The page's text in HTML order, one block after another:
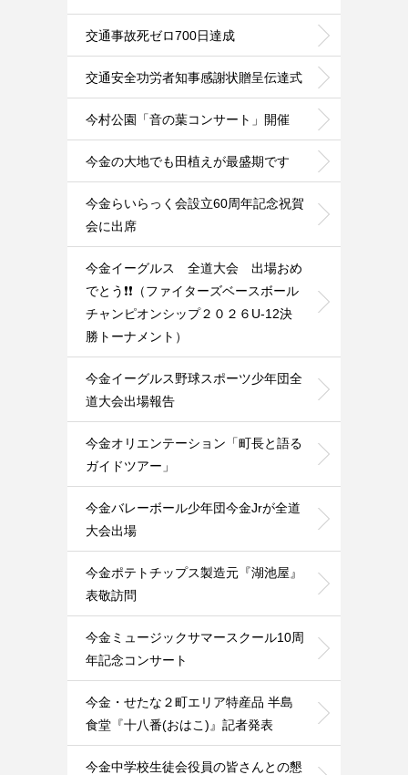
交通事故死ゼロ700日達成
交通安全功労者知事感謝状贈呈伝達式
今村公園「音の葉コンサート」開催
今金の大地でも田植えが最盛期です
今金らいらっく会設立60周年記念祝賀
会に出席
今金イーグルス 全道大会 出場おめ
でとう❗️❗️（ファイターズベースボール
チャンピオンシップ２０２６U-12決
勝トーナメント）
今金イーグルス野球スポーツ少年団全
道大会出場報告
今金オリエンテーション「町長と語る
ガイドツアー」
今金バレーボール少年団今金Jrが全道
大会出場
今金ポテトチップス製造元『湖池屋』
表敬訪問
今金ミュージックサマースクール10周
年記念コンサート
今金・せたな２町エリア特産品 半島
食堂『十八番(おはこ)』記者発表
今金中学校生徒会役員の皆さんとの懇